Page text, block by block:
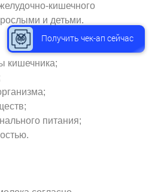
кишечного
и детьми.
кишечника;
питания;
Получить чек-ап сейчас